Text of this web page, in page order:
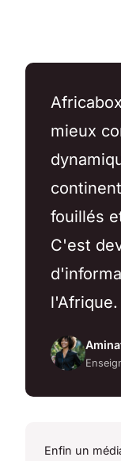
mieux
fouillés
C'est
l'Afrique.
Enfin un